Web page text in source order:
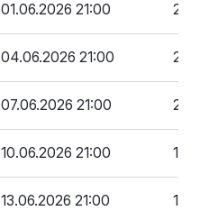
01.06.2026 21:00
04.06.2026 21:00
07.06.2026 21:00
10.06.2026 21:00
13.06.2026 21:00